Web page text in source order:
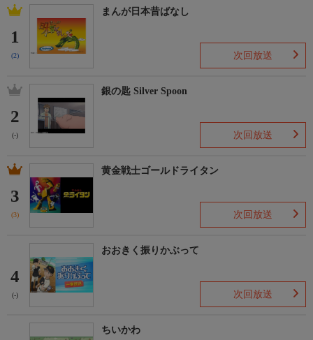
1
(2)
まんが日本昔ばなし
次回放送
2
(-)
銀の匙 Silver Spoon
次回放送
3
(3)
黄金戦士ゴールドライタン
次回放送
4
(-)
おおきく振りかぶって
次回放送
ちいかわ